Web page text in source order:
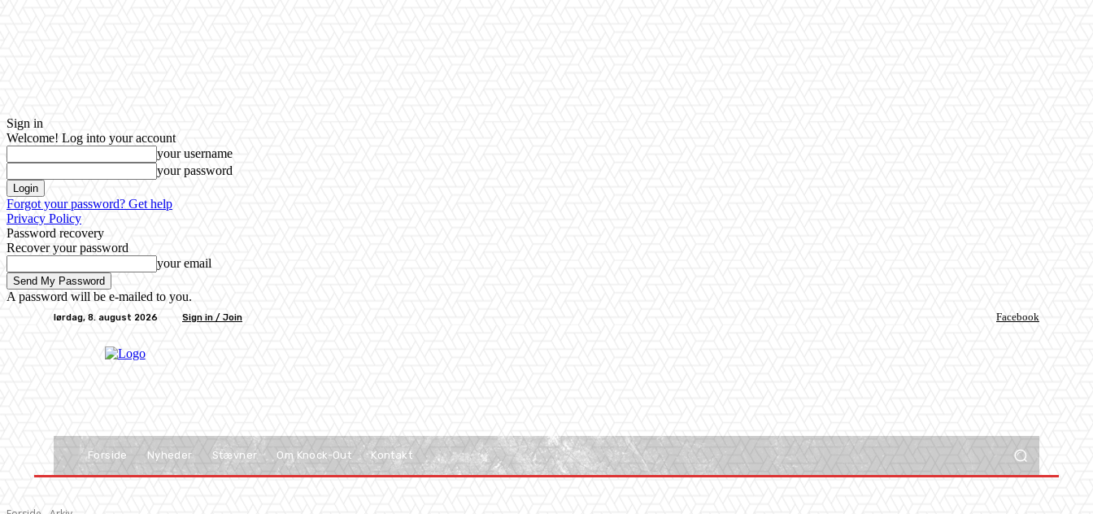
Sign in
Welcome! Log into your account
your username
your password
Forgot your password? Get help
Privacy Policy
Password recovery
Recover your password
your email
A password will be e-mailed to you.
lørdag, 8. august 2026 Sign in / Join Facebook
Forside Nyheder Stævner Om Knock-Out Kontakt